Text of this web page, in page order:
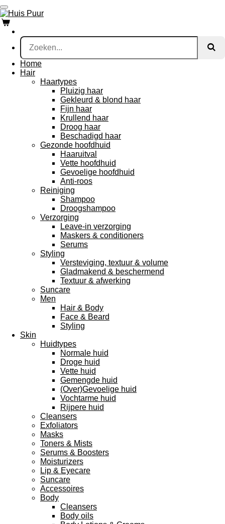
Ga
direct
naar
de
hoofdinhoud
Home
Hair
Haartypes
Pluizig haar
Gekleurd & blond haar
Fijn haar
Krullend haar
Droog haar
Beschadigd haar
Gezonde hoofdhuid
Haaruitval
Vette hoofdhuid
Gevoelige hoofdhuid
Anti-roos
Reiniging
Shampoo
Droogshampoo
Verzorging
Leave-in verzorging
Maskers & conditioners
Serums
Styling
Versteviging, textuur & volume
Gladmakend & beschermend
Textuur & afwerking
Suncare
Men
Hair & Body
Face & Beard
Styling
Skin
Huidtypes
Normale huid
Droge huid
Vette huid
Gemengde huid
(Over)Gevoelige huid
Vochtarme huid
Rijpere huid
Cleansers
Exfoliators
Masks
Toners & Mists
Serums & Boosters
Moisturizers
Lip & Eyecare
Suncare
Accessoires
Body
Cleansers
Body oils